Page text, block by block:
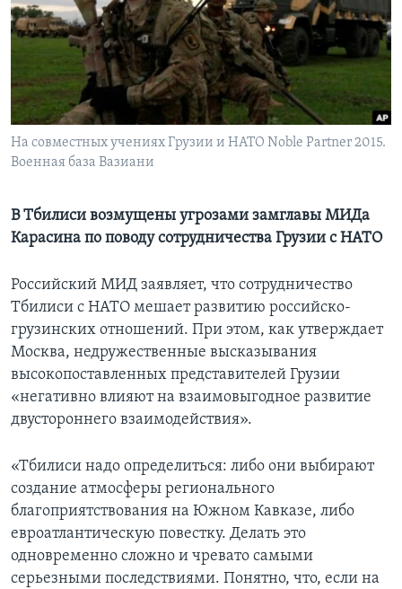
Learning English
СОЦИАЛЬНЫЕ СЕТИ
Языки
На совместных учениях Грузии и НАТО Noble Partner 2015.
Военная база Вазиани
В Тбилиси возмущены угрозами замглавы МИДа
Карасина по поводу сотрудничества Грузии с НАТО
Российский МИД заявляет, что сотрудничество
Тбилиси с НАТО мешает развитию российско-
грузинских отношений. При этом, как утверждает
Москва, недружественные высказывания
высокопоставленных представителей Грузии
«негативно влияют на взаимовыгодное развитие
двустороннего взаимодействия».
«Тбилиси надо определиться: либо они выбирают
создание атмосферы регионального
благоприятствования на Южном Кавказе, либо
евроатлантическую повестку. Делать это
одновременно сложно и чревато самыми
серьезными последствиями. Понятно, что, если на